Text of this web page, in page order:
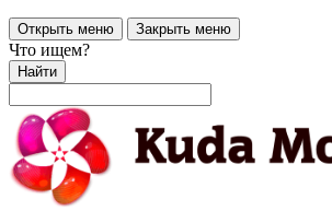
Открыть меню Закрыть меню
Что ищем?
Найти